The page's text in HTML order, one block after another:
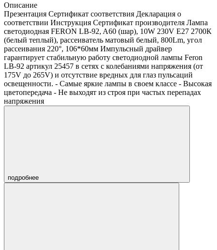
Описание
Презентация Сертификат соответствия Декларация о
соответствии Инструкция Сертификат производителя Лампа
светодиодная FERON LB-92, A60 (шар), 10W 230V E27 2700К
(белый теплый), рассеиватель матовый белый, 800Lm, угол
рассеивания 220°, 106*60мм Импульсный драйвер
гарантирует стабильную работу светодиодной лампы Feron
LB-92 артикул 25457 в сетях с колебаниями напряжения (от
175V до 265V) и отсутствие вредных для глаз пульсаций
освещенности. - Самые яркие лампы в своем классе - Высокая
цветопередача - Не выходят из строя при частых перепадах
напряжения
подробнее